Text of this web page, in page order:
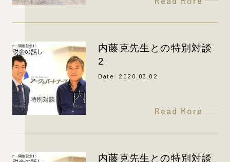
内藤克先生との特別対談
2
Date: 2020.03.02
Read More
内藤克先生との特別対談